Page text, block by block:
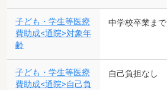
子ども・学生等医療
費助成<通院>対象年
齢
中学校卒業まで
子ども・学生等医療
費助成<通院>自己負
自己負担なし